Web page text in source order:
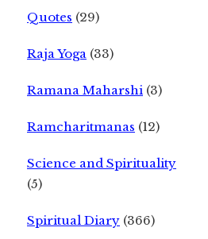
Quotes (29)
Raja Yoga (33)
Ramana Maharshi (3)
Ramcharitmanas (12)
Science and Spirituality
(5)
Spiritual Diary (366)